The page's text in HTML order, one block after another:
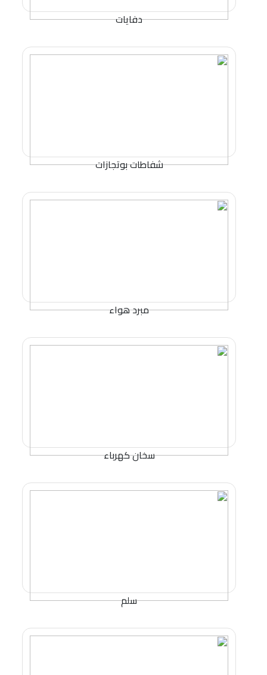
دفايات
شفاطات بوتجازات
مبرد هواء
سخان كهرباء
سلم